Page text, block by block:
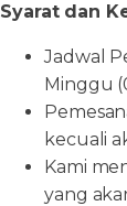
Syarat dan
Jadwal
Minggu
kecuali
Kami
yang